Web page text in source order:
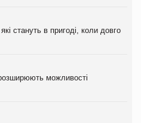
стануть в пригоді, коли довго
можливості